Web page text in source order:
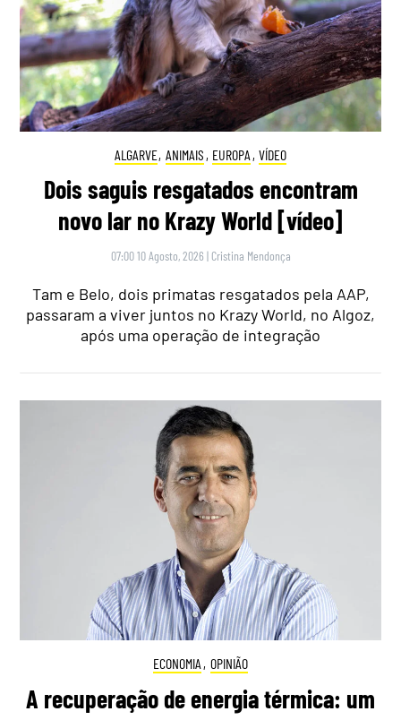
ALGARVE, ANIMAIS , EUROPA , VÍDEO
Dois saguis resgatados encontram
novo lar no Krazy World [vídeo]
07:00 10 Agosto, 2026 | Cristina Mendonça
Tam e Belo, dois primatas resgatados pela AAP,
passaram a viver juntos no Krazy World, no Algoz,
após uma operação de integração
ECONOMIA , OPINIÃO
A recuperação de energia térmica: um